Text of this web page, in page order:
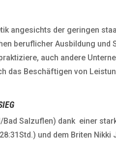
angesichts der geringen
beruflicher Ausbildung und
auch andere
das Beschäftigen von
Salzuflen) dank einer
und dem Briten Nikki